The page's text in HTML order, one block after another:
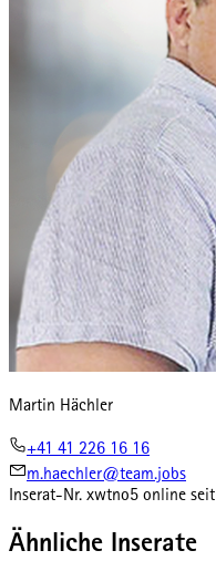
Martin Hächler
+41 41 226 16 16
m.haechler@team.jobs
Inserat-Nr. xwtno5 online seit
Ähnliche Inserate